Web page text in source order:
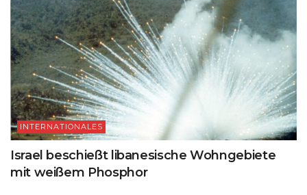
INTERNATIONALES
Israel beschießt libanesische Wohngebiete
mit weißem Phosphor